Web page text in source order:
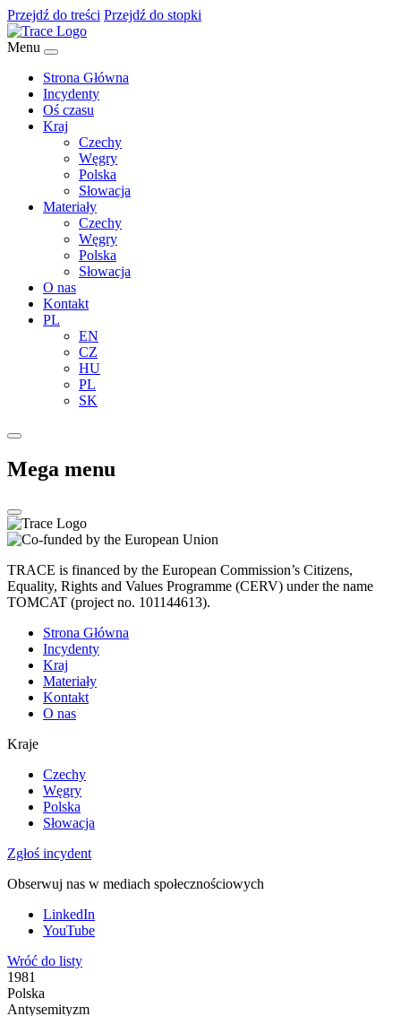
Przejdź do treści Przejdź do stopki
Menu
Strona Główna
Incydenty
Oś czasu
Kraj
Czechy
Węgry
Polska
Słowacja
Materiały
Czechy
Węgry
Polska
Słowacja
O nas
Kontakt
PL
EN
CZ
HU
PL
SK
Mega menu
TRACE is financed by the European Commission’s Citizens,
Equality, Rights and Values Programme (CERV) under the name
TOMCAT (project no. 101144613).
Strona Główna
Incydenty
Kraj
Materiały
Kontakt
O nas
Kraje
Czechy
Węgry
Polska
Słowacja
Zgłoś incydent
Obserwuj nas w mediach społecznościowych
LinkedIn
YouTube
Wróć do listy
1981
Polska
Antysemityzm